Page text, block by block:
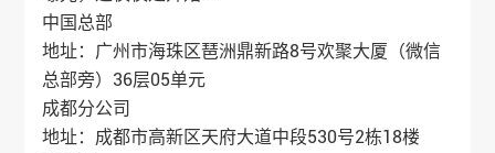
中国总部
地址：广州市海珠区琶洲鼎新路8号欢聚大厦（微信
总部旁）36层05单元
成都分公司
地址：成都市高新区天府大道中段530号2栋18楼